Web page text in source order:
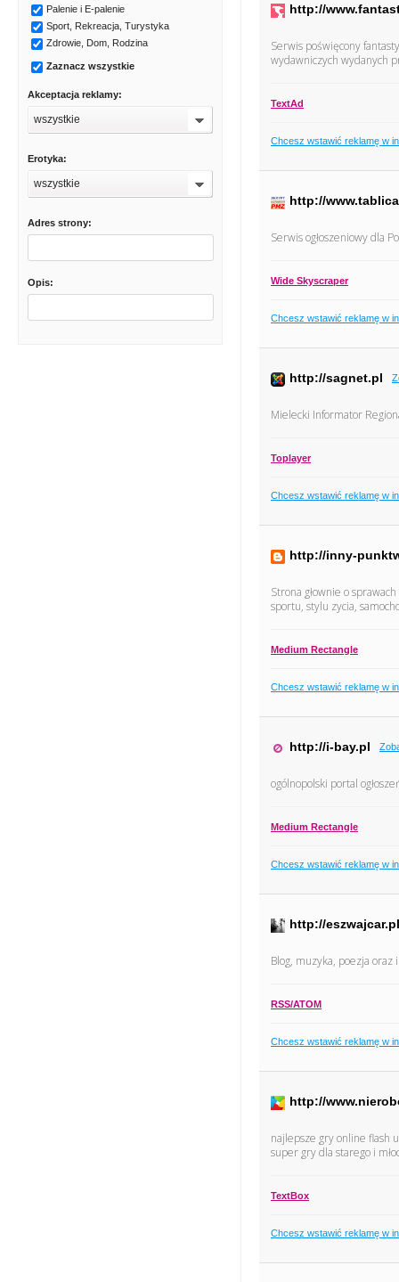
Palenie i E-palenie
Sport, Rekreacja, Turystyka
Zdrowie, Dom, Rodzina
Zaznacz wszystkie
Akceptacja reklamy:
wszystkie
Erotyka:
wszystkie
Adres strony:
Opis:
http://
Serwis poświęcony
wydawniczych wydanych
TextAd
Chcesz wstawić reklamę w
http://
Serwis ogłoszeniowy dla
Wide Skyscraper
Chcesz wstawić reklamę w
http://sagnet.pl
Mielecki Informator
Toplayer
Chcesz wstawić reklamę w
http://inny-
Strona głownie o
sportu, stylu zycia,
Medium Rectangle
Chcesz wstawić reklamę w
http://i-bay.pl
ogólnopolski portal
Medium Rectangle
Chcesz wstawić reklamę w
http://eszwajcar.pl
Blog, muzyka, poezja oraz
RSS/ATOM
Chcesz wstawić reklamę w
http://
najlepsze gry online flash
super gry dla starego i
TextBox
Chcesz wstawić reklamę w